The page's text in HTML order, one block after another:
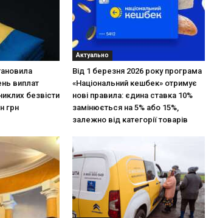
виплат
безвісти
грн
Актуально
Від 1 березня 2026 року програма
«Національний кешбек» отримує
нові правила: єдина ставка 10%
замінюється на 5% або 15%,
залежно від категорії товарів